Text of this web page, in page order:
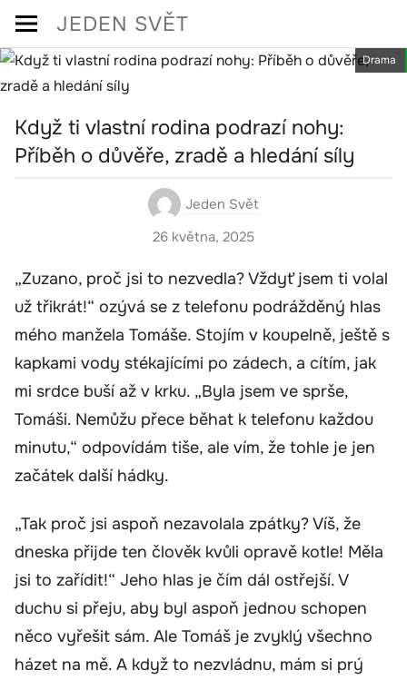
Skip
content
JEDEN SVĚT
Drama
Když ti vlastní rodina podrazí nohy:
Příběh o důvěře, zradě a hledání síly
Jeden Svět
26 května, 2025
„Zuzano, proč jsi to nezvedla? Vždyť jsem ti volal
už třikrát!“ ozývá se z telefonu podrážděný hlas
mého manžela Tomáše. Stojím v koupelně, ještě s
kapkami vody stékajícími po zádech, a cítím, jak
mi srdce buší až v krku. „Byla jsem ve sprše,
Tomáši. Nemůžu přece běhat k telefonu každou
minutu,“ odpovídám tiše, ale vím, že tohle je jen
začátek další hádky.
„Tak proč jsi aspoň nezavolala zpátky? Víš, že
dneska přijde ten člověk kvůli opravě kotle! Měla
jsi to zařídit!“ Jeho hlas je čím dál ostřejší. V
duchu si přeju, aby byl aspoň jednou schopen
něco vyřešit sám. Ale Tomáš je zvyklý všechno
házet na mě. A když to nezvládnu, mám si prý